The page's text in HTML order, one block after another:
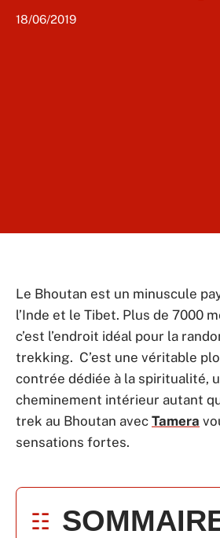
18/06/2019
Le Bhoutan est un minuscule
l’Inde et le Tibet. Plus de 7000
c’est l’endroit idéal pour la
trekking. C’est une véritable
contrée dédiée à la spiritualité,
cheminement intérieur autant
trek au Bhoutan avec Tamera
sensations fortes.